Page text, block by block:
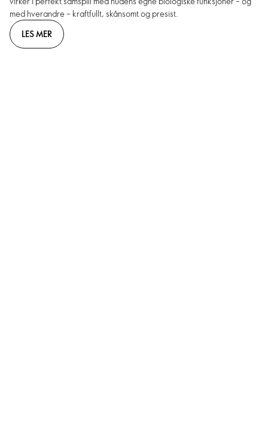
med hverandre – kraftfullt, skånsomt og presist.
LES MER